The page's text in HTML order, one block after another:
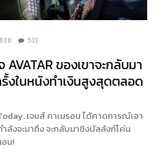
532
AVATAR ของเขาจะกลับมา
งในหนังทำเงินสูงสุดตลอด
เจมส์ คาเมรอน ได้คาดการณ์เอา
ลังจะมาถึง จะกลับมาชิงบัลลังก์โค่น
น!